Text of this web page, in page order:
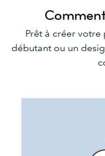
Prêt à créer votre
débutant ou un